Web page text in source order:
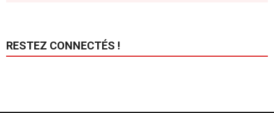
RESTEZ CONNECTÉS !